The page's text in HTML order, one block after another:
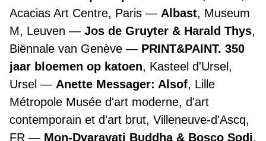
Acacias Art Centre, Paris
Albast, Museum
M, Leuven
Jos de Gruyter & Harald Thys,
Biënnale van Genève
PRINT&PAINT. 350
jaar bloemen op katoen, Kasteel d'Ursel,
Ursel
Anette Messager: Alsof, Lille
Métropole Musée d'art moderne, d'art
contemporain et d'art brut, Villeneuve-d'Ascq,
FR
Mon-Dvaravati Buddha & Bosco Sodi,